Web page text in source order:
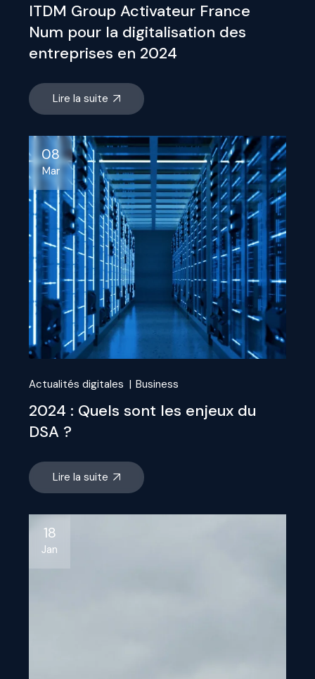
ITDM Group Activateur France
Num pour la digitalisation des
entreprises en 2024
Lire la suite
08
Mar
Actualités digitales Business
2024 : Quels sont les enjeux du
DSA ?
Lire la suite
18
Jan